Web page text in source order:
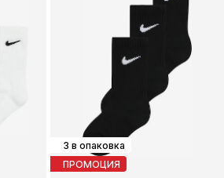
3 в опаковка
ПРОМОЦИЯ